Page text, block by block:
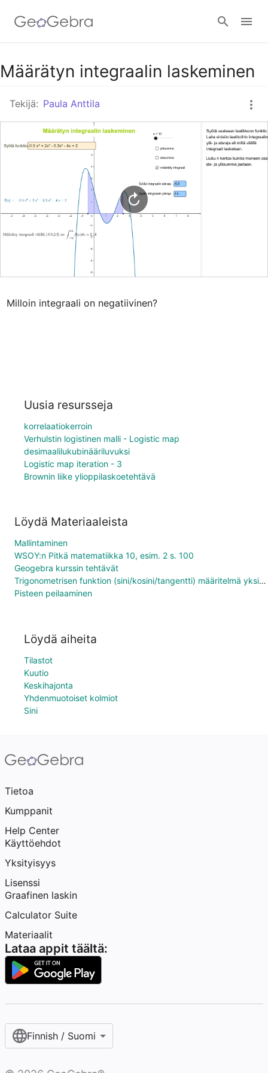
Google Classroom
GeoGebra Classroom
Määrätyn integraalin laskeminen
Tekijä: Paula Anttila
Milloin integraali on negatiivinen?
Uusia resursseja
korrelaatiokerroin
Verhulstin logistinen malli - Logistic map
desimaalilukubinääriluvuksi
Logistic map iteration - 3
Brownin liike ylioppilaskoetehtävä
Löydä Materiaaleista
Mallintaminen
WSOY:n Pitkä matematiikka 10, esim. 2 s. 100
Geogebra kurssin tehtävät
Trigonometrisen funktion (sini/kosini/tangentti) määritelmä yksikköympyrässä
Pisteen peilaaminen
Löydä aiheita
Tilastot
Kuutio
Keskihajonta
Yhdenmuotoiset kolmiot
Sini
Tietoa
Kumppanit
Help Center
Käyttöehdot
Yksityisyys
Lisenssi
Graafinen laskin
Calculator Suite
Materiaalit
Lataa appit täältä:
Finnish / Suomi‎